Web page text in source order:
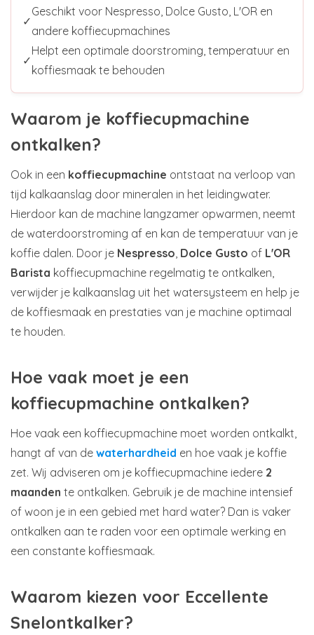
✓
Geschikt voor Nespresso, Dolce Gusto, L'OR en
andere koffiecupmachines
✓
Helpt een optimale doorstroming, temperatuur en
koffiesmaak te behouden
Waarom je koffiecupmachine
ontkalken?
Ook in een koffiecupmachine ontstaat na verloop van
tijd kalkaanslag door mineralen in het leidingwater.
Hierdoor kan de machine langzamer opwarmen, neemt
de waterdoorstroming af en kan de temperatuur van je
koffie dalen. Door je Nespresso Dolce Gusto of L'OR
Barista koffiecupmachine regelmatig te ontkalken,
verwijder je kalkaanslag uit het watersysteem en help je
de koffiesmaak en prestaties van je machine optimaal
te houden.
Hoe vaak moet je een
koffiecupmachine ontkalken?
Hoe vaak een koffiecupmachine moet worden ontkalkt,
hangt af van de waterhardheid en hoe vaak je koffie
zet. Wij adviseren om je koffiecupmachine iedere 2
maanden te ontkalken. Gebruik je de machine intensief
of woon je in een gebied met hard water? Dan is vaker
ontkalken aan te raden voor een optimale werking en
een constante koffiesmaak.
Waarom kiezen voor Eccellente
Snelontkalker?